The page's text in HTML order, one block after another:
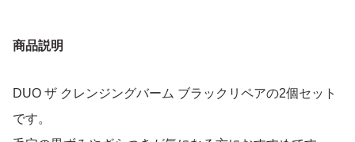
商品説明
DUO ザ クレンジングバーム ブラックリペアの2個セット
です。